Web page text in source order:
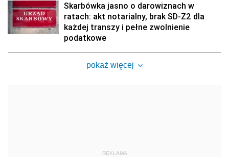
Skarbówka jasno o darowiznach w
ratach: akt notarialny, brak SD-Z2 dla
każdej transzy i pełne zwolnienie
podatkowe
pokaż więcej
REKLAMA